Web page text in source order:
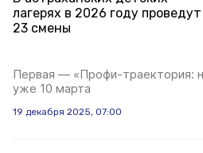
лагерях в 2026 году проведут
23 смены
Первая — «Профи-траектория:
уже 10 марта
19 декабря 2025, 07:00